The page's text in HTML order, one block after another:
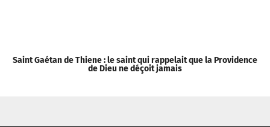
Saint Gaétan de Thiene : le saint qui rappelait que la Providence
de Dieu ne déçoit jamais